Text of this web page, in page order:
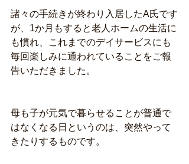
諸々の手続きが終わり入居したA氏です
が、1か月もすると老人ホームの生活に
も慣れ、これまでのデイサービスにも
毎回楽しみに通われていることをご報
告いただきました。
母も子が元気で暮らせることが普通で
はなくなる日というのは、突然やって
きたりするものです。